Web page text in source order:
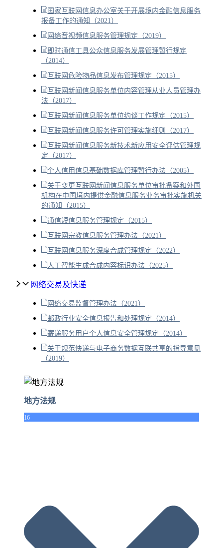
国家互联网信息办公室关于开展境内金融信息服务
报备工作的通知（2021）
网络音视频信息服务管理规定（2019）
即时通信工具公众信息服务发展管理暂行规定
（2014）
互联网危险物品信息发布管理规定（2015）
互联网新闻信息服务单位内容管理从业人员管理办
法（2017）
互联网新闻信息服务单位约谈工作规定（2015）
互联网新闻信息服务许可管理实施细则（2017）
互联网新闻信息服务新技术新应用安全评估管理规
定（2017）
个人信用信息基础数据库管理暂行办法（2005）
关于变更互联网新闻信息服务单位审批备案和外国
机构在中国境内提供金融信息服务业务审批实施机关
的通知（2015）
通信短信息服务管理规定（2015）
互联网宗教信息服务管理办法（2021）
互联网信息服务深度合成管理规定（2022）
人工智能生成合成内容标识办法（2025）
网络交易及快递
网络交易监督管理办法（2021）
邮政行业安全信息报告和处理规定（2014）
寄递服务用户个人信息安全管理规定（2014）
关于规范快递与电子商务数据互联共享的指导意见
（2019）
地方法规
16